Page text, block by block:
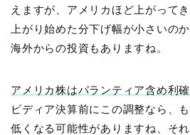
えますが、アメリカほど上がって
上がり始めた分下げ幅が小さいの
海外からの投資もありますね。
アメリカ株はパランティア含め利
ビディア決算前にこの調整なら、
低くなる可能性がありますね、そ